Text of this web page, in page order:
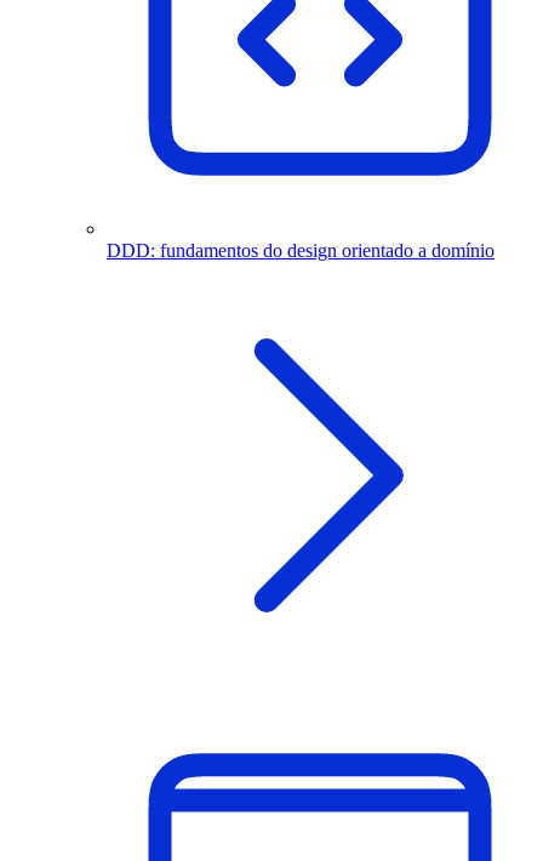
DDD: fundamentos do design orientado a domínio